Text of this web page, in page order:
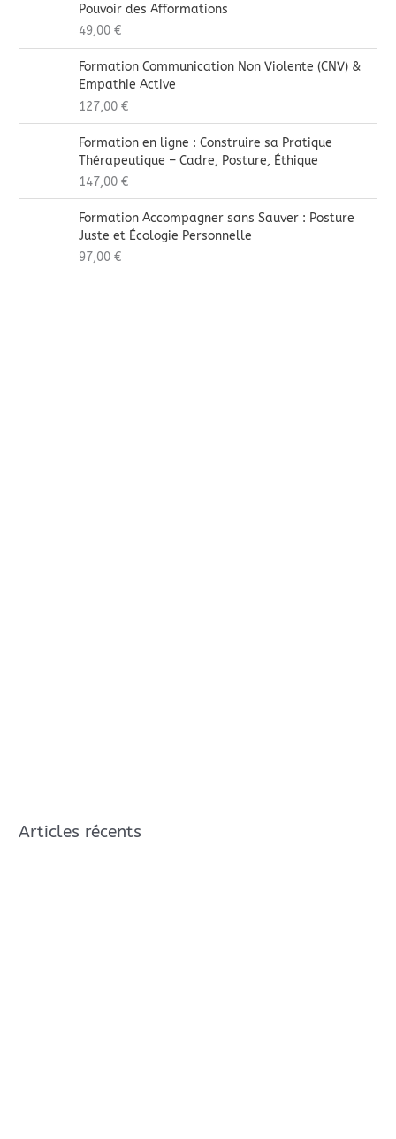
Pouvoir des Afformations
49,00€
Formation Communication Non Violente (CNV) &
Empathie Active
127,00€
Formation en ligne : Construire sa Pratique
Thérapeutique – Cadre, Posture, Éthique
147,00€
Formation Accompagner sans Sauver : Posture
Juste et Écologie Personnelle
97,00€
Articles récents